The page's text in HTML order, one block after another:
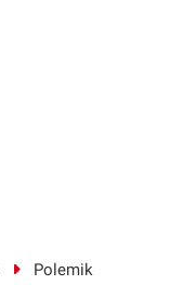
Polemik